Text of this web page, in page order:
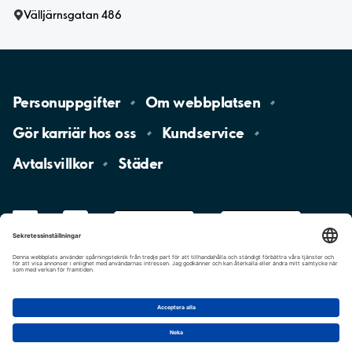
Välljärnsgatan 486
Personuppgifter Omwebbplatsen
Gör karriär hososs
Kundservice
Avtalsvillkor
Städer